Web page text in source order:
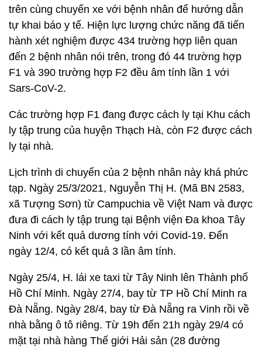
trên cùng chuyến xe với bệnh nhân để hướng dẫn
tự khai báo y tế. Hiện lực lượng chức năng đã tiến
hành xét nghiệm được 434 trường hợp liên quan
đến 2 bệnh nhân nói trên, trong đó 44 trường hợp
F1 và 390 trường hợp F2 đều âm tính lần 1 với
Sars-CoV-2.
Các trường hợp F1 đang được cách ly tại Khu cách
ly tập trung của huyện Thạch Hà, còn F2 được cách
ly tại nhà.
Lịch trình di chuyển của 2 bệnh nhân này khá phức
tạp. Ngày 25/3/2021, Nguyễn Thị H. (Mã BN 2583,
xã Tượng Sơn) từ Campuchia về Việt Nam và được
đưa đi cách ly tập trung tại Bệnh viện Đa khoa Tây
Ninh với kết quả dương tính với Covid-19. Đến
ngày 12/4, có kết quả 3 lần âm tính.
Ngày 25/4, H. lái xe taxi từ Tây Ninh lên Thành phố
Hồ Chí Minh. Ngày 27/4, bay từ TP Hồ Chí Minh ra
Đà Nẵng. Ngày 28/4, bay từ Đà Nẵng ra Vinh rồi về
nhà bằng ô tô riêng. Từ 19h đến 21h ngày 29/4 có
mặt tại nhà hàng Thế giới Hải sản (28 đường